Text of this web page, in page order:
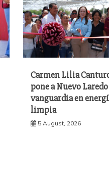
Carmen Lilia
pone a Nuevo
vanguardia en
limpia
5 August, 2026